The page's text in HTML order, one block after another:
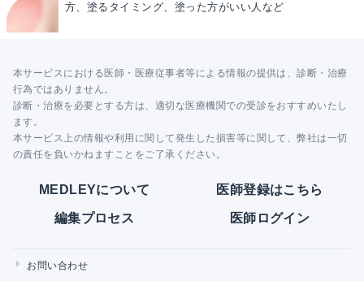
方、塗るタイミング、塗った方がいい人など
本サービスにおける医師・医療従事者等による情報の提供は、診断・治療
行為ではありません。
診断・治療を必要とする方は、適切な医療機関での受診をおすすめいたし
ます。
本サービス上の情報や利用に関して発生した損害等に関して、弊社は一切
の責任を負いかねますことをご了承ください。
MEDLEYについて 医師登録はこちら
編集プロセス 医師ログイン
お問い合わせ